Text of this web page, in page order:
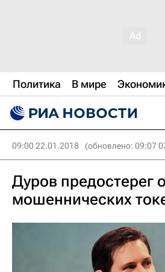
Политика В мире
09:00 22.01.2018 (обновлено: 09:07
Дуров предостерег
мошеннических